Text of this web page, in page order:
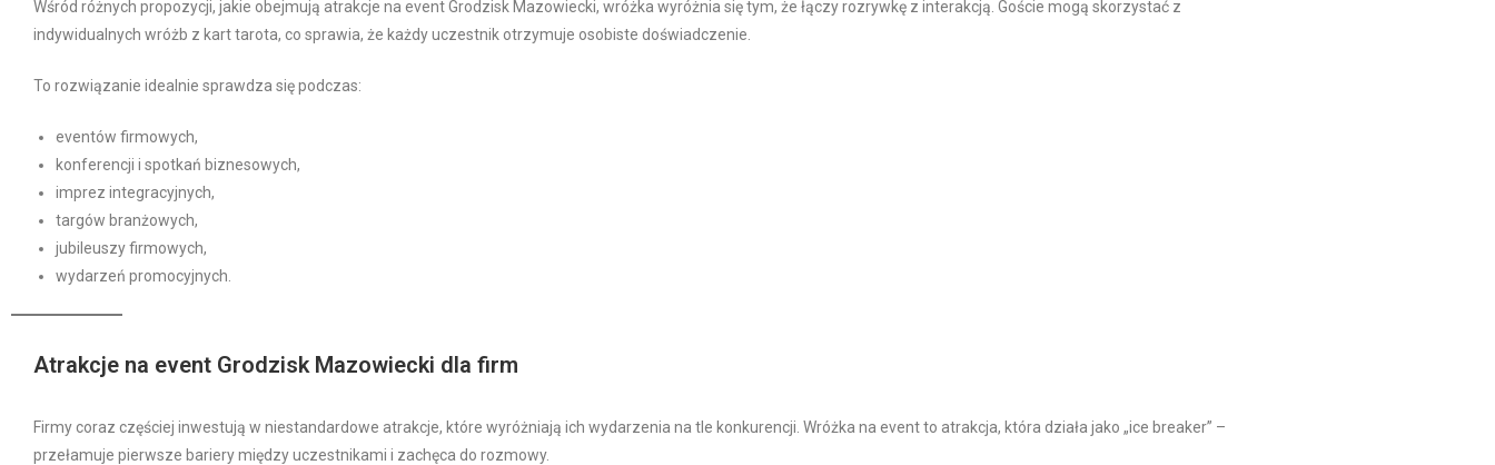
Wśród różnych propozycji, jakie obejmują atrakcje na event Grodzisk Mazowiecki, wróżka wyróżnia się tym, że łączy rozrywkę z interakcją. Goście mogą skorzystać z
indywidualnych wróżb z kart tarota, co sprawia, że każdy uczestnik otrzymuje osobiste doświadczenie.
To rozwiązanie idealnie sprawdza się podczas:
eventów firmowych,
konferencji i spotkań biznesowych,
imprez integracyjnych,
targów branżowych,
jubileuszy firmowych,
wydarzeń promocyjnych.
Atrakcje na event Grodzisk Mazowiecki dla firm
Firmy coraz częściej inwestują w niestandardowe atrakcje, które wyróżniają ich wydarzenia na tle konkurencji. Wróżka na event to atrakcja, która działa jako „ice breaker” –
przełamuje pierwsze bariery między uczestnikami i zachęca do rozmowy.